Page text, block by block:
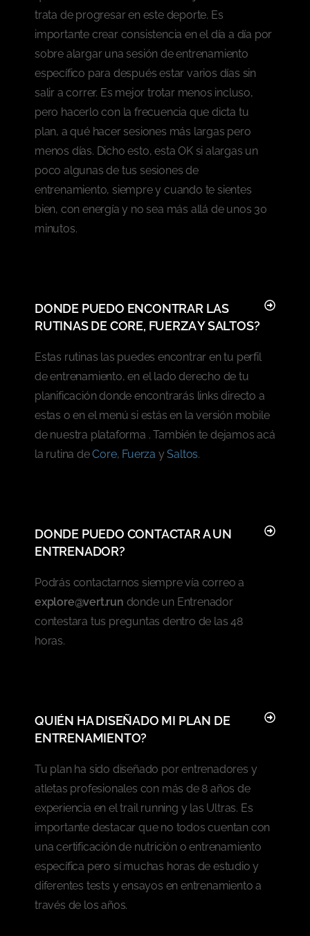
trata de progresar en este deporte. Es
importante crear consistencia en el día a día por
sobre alargar una sesión de entrenamiento
específico para después estar varios días sin
salir a correr. Es mejor trotar menos incluso,
pero hacerlo con la frecuencia que dicta tu
plan, a qué hacer sesiones más largas pero
menos días. Dicho esto, esta OK si alargas un
poco algunas de tus sesiones de
entrenamiento, siempre y cuando te sientes
bien, con energía y no sea más allá de unos 30
minutos.
DONDE PUEDO ENCONTRAR LAS
RUTINAS DE CORE, FUERZA Y SALTOS?
Estas rutinas las puedes encontrar en tu perfil
de entrenamiento, en el lado derecho de tu
planificación donde encontrarás links directo a
estas o en el menú si estás en la versión mobile
de nuestra plataforma . También te dejamos acá
la rutina deCore, Fuerza ySaltos.
DONDE PUEDO CONTACTAR A UN
ENTRENADOR?
Podrás contactarnos siempre vía correo a
explore@vert.run donde un Entrenador
contestara tus preguntas dentro de las 48
horas.
QUIÉN HA DISEÑADO MI PLAN DE
ENTRENAMIENTO?
Tu plan ha sido diseñado por entrenadores y
atletas profesionales con más de 8 años de
experiencia en el trail running y las Ultras. Es
importante destacar que no todos cuentan con
una certificación de nutrición o entrenamiento
específica pero sí muchas horas de estudio y
diferentes tests y ensayos en entrenamiento a
través de los años.